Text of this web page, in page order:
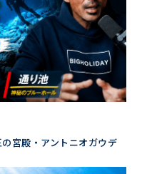
宮殿・アントニオガウデ